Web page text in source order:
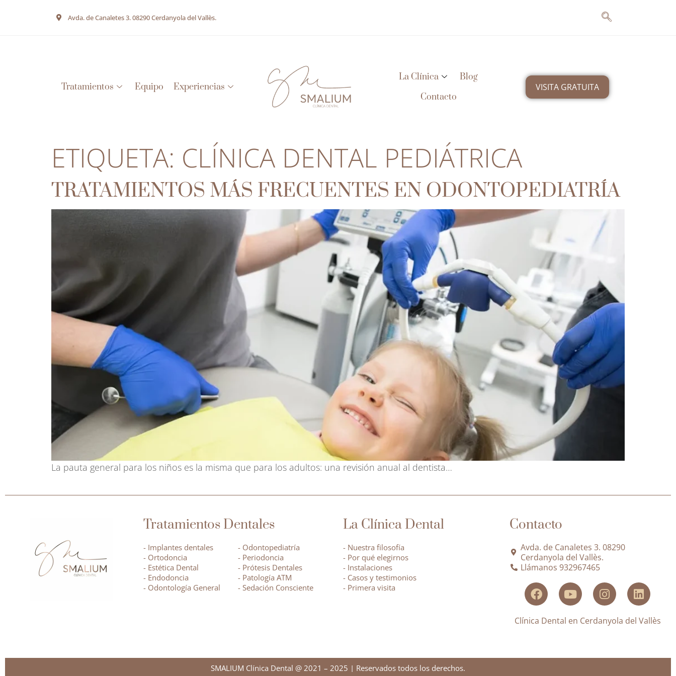
Avda. de Canaletes 3. 08290 Cerdanyola del Vallès.
Tratamientos Equipo Experiencias
La Clínica
Blog
Contacto
VISITA GRATUITA
ETIQUETA: CLÍNICA DENTAL PEDIÁTRICA
TRATAMIENTOS MÁS FRECUENTES EN ODONTOPEDIATRÍA
La pauta general para los niños es la misma que para los adultos: una revisión anual al dentista…
Tratamientos Dentales
- Implantes dentales
- Ortodoncia
- Estética Dental
- Endodoncia
- Odontología General
- Odontopediatría
- Periodoncia
- Prótesis Dentales
- Patología ATM
- Sedación Consciente
La Clínica Dental
- Nuestra filosofía
- Por qué elegirnos
- Instalaciones
- Casos y testimonios
- Primera visita
Contacto
Avda. de Canaletes 3. 08290
Cerdanyola del Vallès.
Llámanos 932967465
Clínica Dental en Cerdanyola del Vallès
SMALIUM Clínica Dental @ 2021 – 2025 | Reservados todos los derechos.